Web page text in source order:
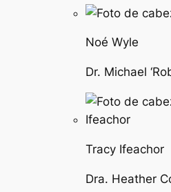
Noé Wyle
Dr. Michael
Tracy Ifeachor
Dra. Heather